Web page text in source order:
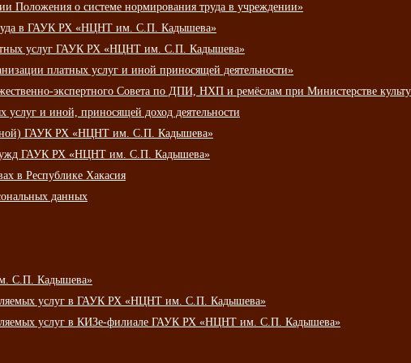
Положения о системе нормирования труда в учреждении»
в ГАУК РХ «НЦНТ им. С.П. Кадышева»
услуг ГАУК РХ «НЦНТ им. С.П. Кадышева»
платных услуг и иной приносящей деятельности»
экспертного Совета по ДПИ, НХП и ремёслам при Министерстве
и иной, приносящей доход деятельности
ГАУК РХ «НЦНТ им. С.П. Кадышева»
нужд ГАУК РХ «НЦНТ им. С.П. Кадышева»
в Республике Хакасия
данных
С.П. Кадышева»
услуг в ГАУК РХ «НЦНТ им. С.П. Кадышева»
услуг в КИЗе-филиале ГАУК РХ «НЦНТ им. С.П. Кадышева»